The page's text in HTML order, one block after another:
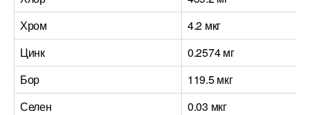
Хром
4.2 мкг
Цинк
0.2574 мг
Бор
119.5 мкг
Селен
0.03 мкг